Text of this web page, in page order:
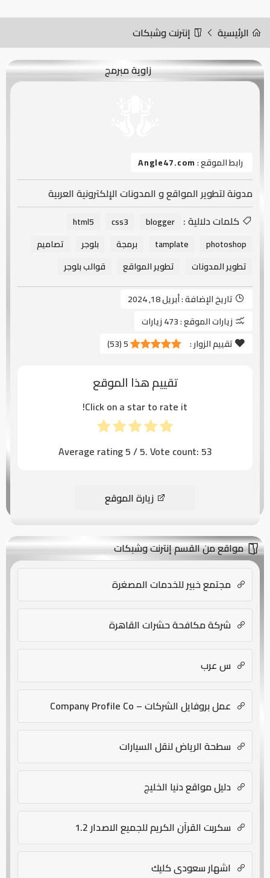
الرئيسية إنترنت وشبكات
زاوية مبرمج
رابط الموقع :Angle47.com
مدونة لتطوير المواقع و المدونات الإلكترونية العربية
كلمات دلالية : blogger
css3
html5
photoshop
tamplate برمجة بلوجر
تصاميم
تطوير المدونات
تطوير المواقع قوالب بلوجر
تاريخ الإضافة :أبريل 18, 2024
زيارات الموقع :473 زيارات
تقييم الزوار :
5
(
53
)
تقييم هذا الموقع
Click on a star to rate it!
Average rating5/ 5. Vote count:53
زيارة الموقع
مواقع من القسم إنترنت وشبكات
مجتمع خبير للخدمات المصغرة
شركة مكافحة حشرات القاهرة
س عرب
عمل بروفايل الشركات – Company Profile Co
سطحة الرياض لنقل السيارات
دليل مواقع دنيا الخليج
سكربت القرآن الكريم للجميع الاصدار 1.2
اشهار سعودي كليك